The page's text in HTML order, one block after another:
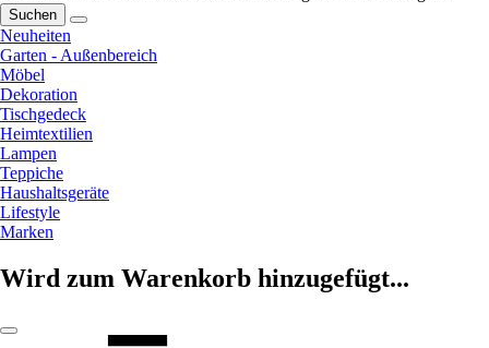
Suchen
Neuheiten
Garten - Außenbereich
Möbel
Dekoration
Tischgedeck
Heimtextilien
Lampen
Teppiche
Haushaltsgeräte
Lifestyle
Marken
Wird zum Warenkorb hinzugefügt...